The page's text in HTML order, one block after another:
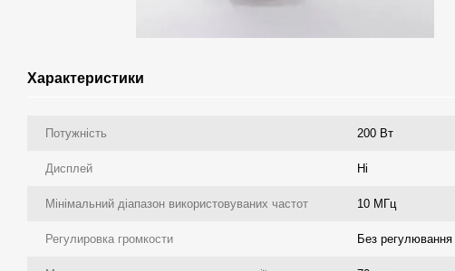
Характеристики
Потужність 200 Вт
Дисплей Ні
Мінімальний діапазон використовуваних частот 10 МГц
Регулировка громкости Без регулювання